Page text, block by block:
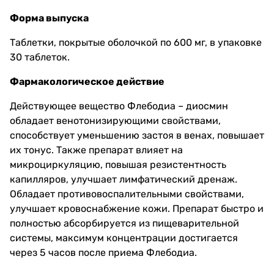
Форма выпуска
Таблетки, покрытые оболочкой по 600 мг, в упаковке
30 таблеток.
Фармакологическое действие
Действующее вещество Флебодиа – диосмин
обладает венотонизирующими свойствами,
способствует уменьшению застоя в венах, повышает
их тонус. Также препарат влияет на
микроциркуляцию, повышая резистентность
капилляров, улучшает лимфатический дренаж.
Обладает противовоспалительными свойствами,
улучшает кровоснабжение кожи. Препарат быстро и
полностью абсорбируется из пищеварительной
системы, максимум концентрации достигается
через 5 часов после приема Флебодиа.